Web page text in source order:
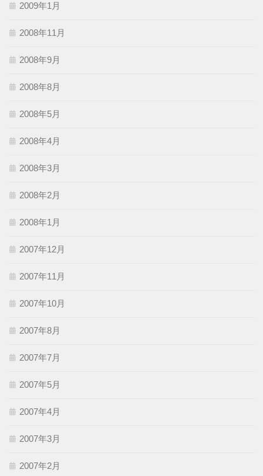
2009年1月
2008年11月
2008年9月
2008年8月
2008年5月
2008年4月
2008年3月
2008年2月
2008年1月
2007年12月
2007年11月
2007年10月
2007年8月
2007年7月
2007年5月
2007年4月
2007年3月
2007年2月